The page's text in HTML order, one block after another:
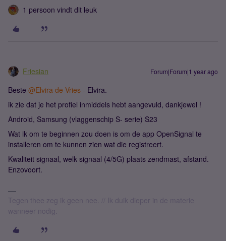
1 persoon vindt dit leuk
Friesian Forum|Forum|1 year ago
Beste ​ @Elvira de Vries - Elvira.
ik zie dat je het profiel inmiddels hebt aangevuld, dankjewel !
Android, Samsung (vlaggenschip S- serie) S23
Wat ik om te beginnen zou doen is om de app OpenSignal te
installeren om te kunnen zien wat die registreert.
Kwaliteit signaal, welk signaal (4/5G) plaats zendmast, afstand.
Enzovoort.
Tegen thee zeg ik geen nee. // Ik duik dieper in de materie
wanneer nodig.